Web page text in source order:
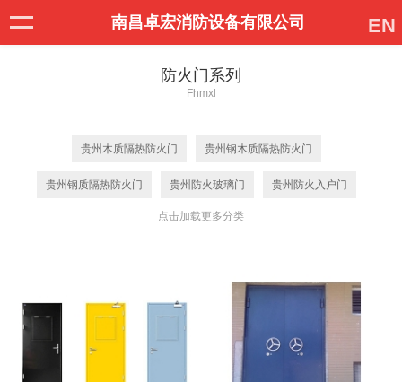
南昌卓宏消防设备有限公司 EN
防火门系列
Fhmxl
贵州木质隔热防火门 贵州钢木质隔热防火门
贵州钢质隔热防火门 贵州防火玻璃门 贵州防火入户门
贵州不锈钢防火门
点击加载更多分类